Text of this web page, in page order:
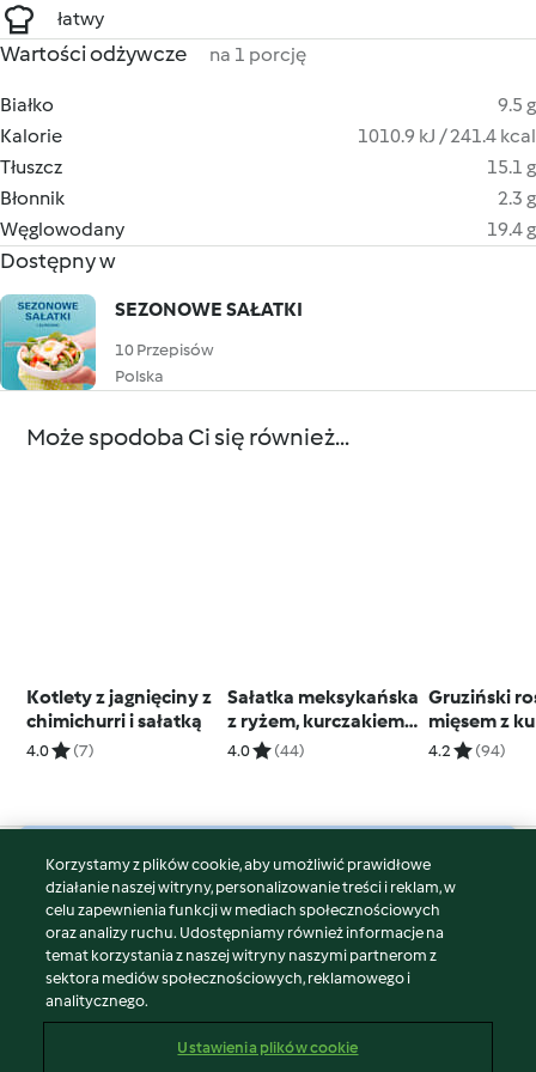
łatwy
Wartości odżywcze na 1 porcję
Białko
9.5 g
Kalorie
1010.9 kJ / 241.4 kcal
Tłuszcz
15.1 g
Błonnik
2.3 g
Węglowodany
19.4 g
Dostępny w
SEZONOWE SAŁATKI
10 Przepisów
Polska
Może spodoba Ci się również...
Kotlety z jagnięciny z
chimichurri i sałatką
4.0 (7)
Sałatka meksykańska
z ryżem, kurczakiem i
guacamole
4.0 (44)
Gruziński
mięsem z
żółtkami
4.2 (94)
© Copyright 2026
Warunki korzystania
Polityka prywatności
Disclaimer
Znak wydawcy
Korzystamy z plików cookie, aby umożliwić prawidłowe
działanie naszej witryny, personalizowanie treści i reklam, w
celu zapewnienia funkcji w mediach społecznościowych
oraz analizy ruchu. Udostępniamy również informacje na
temat korzystania z naszej witryny naszymi partnerom z
sektora mediów społecznościowych, reklamowego i
analitycznego.
Ustawienia plików cookie